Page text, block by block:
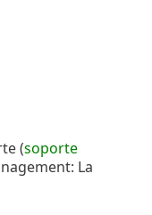
(soporte
La